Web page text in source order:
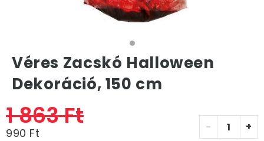
Véres Zacskó Halloween
Dekoráció, 150 cm
1 863 Ft
990 Ft - +